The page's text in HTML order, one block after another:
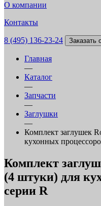
О компании
Контакты
8 (495) 136-23-24 Заказать
Главная
—
Каталог
—
Запчасти
—
Заглушки
—
Комплект заглушек
кухонных
Комплект
(4 штуки) для
серии R